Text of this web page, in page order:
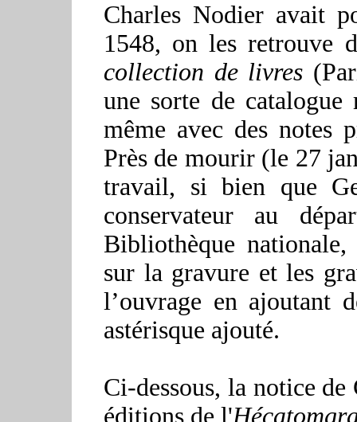
Charles Nodier avait
1548, on les retrouve
collection de livres
une sorte de
même avec des notes
Près de mourir (le 27
travail, si bien que
conservateur au
Bibliothèque
sur la gravure et les
l’ouvrage en ajoutant
astérisque ajouté.
Ci-dessous, la notice de
éditions de l'